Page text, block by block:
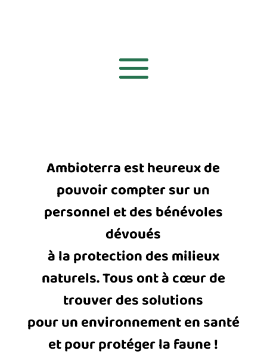
Ambioterra est heureux de
pouvoir compter sur un
personnel et des bénévoles
dévoués
à la protection des milieux
naturels. Tous ont à cœur de
trouver des solutions
pour un environnement en santé
et pour protéger la faune !